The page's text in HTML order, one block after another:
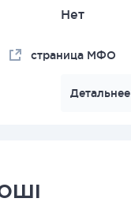
Нет
страница МФО
Детальнее